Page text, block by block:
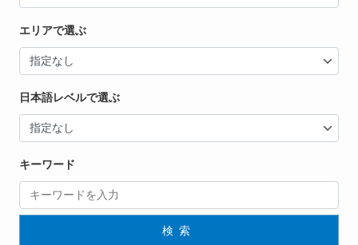
エリアで選ぶ
日本語レベルで選ぶ
キーワード
検索